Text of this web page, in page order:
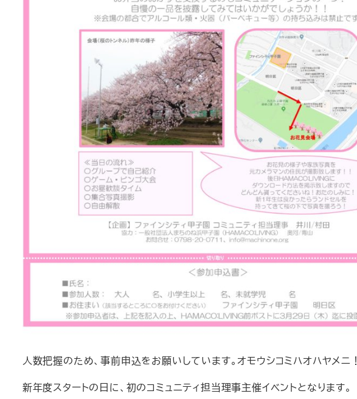
人数把握のため、事前申込をお願いしています。オモウシコミハオハヤメニ！
新年度スタートの日に、初のコミュニティ担当理事主催イベントとなります。